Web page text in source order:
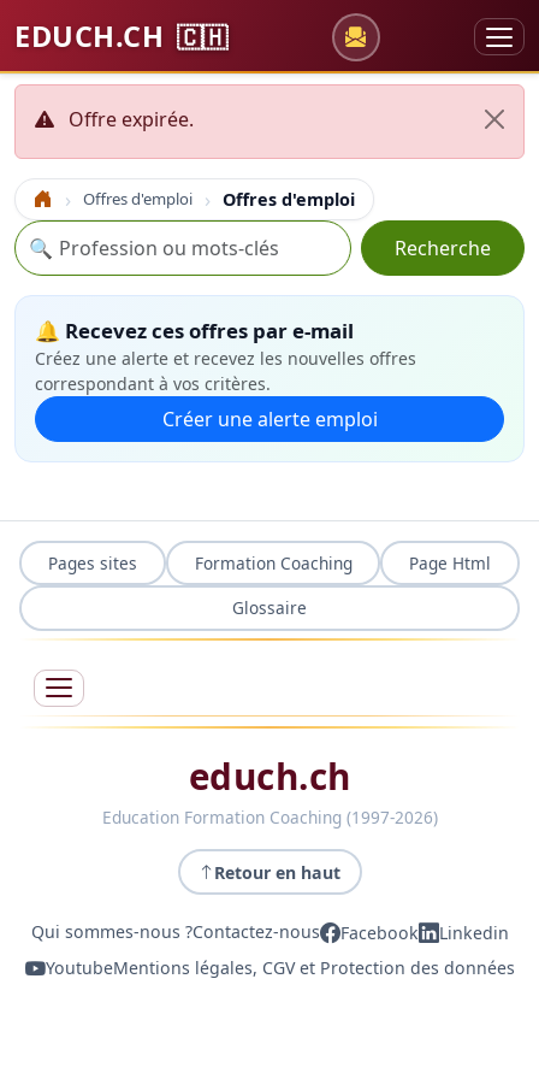
EDUCH.CH 🇨🇭
Offre expirée.
Accueil Offres d'emploi Offres d'emploi
Recherche
🔍 Recherche
🔔 Recevez ces offres par e-mail
Créez une alerte et recevez les nouvelles offres
correspondant à vos critères.
Créer une alerte emploi
Pages sites Formation Coaching
Page Html
Glossaire
educh.ch
Education Formation Coaching (1997-2026)
Retour en haut
Qui sommes-nous ?Contactez-nous Facebook
Linkedin
YoutubeMentions légales, CGV et Protection des données